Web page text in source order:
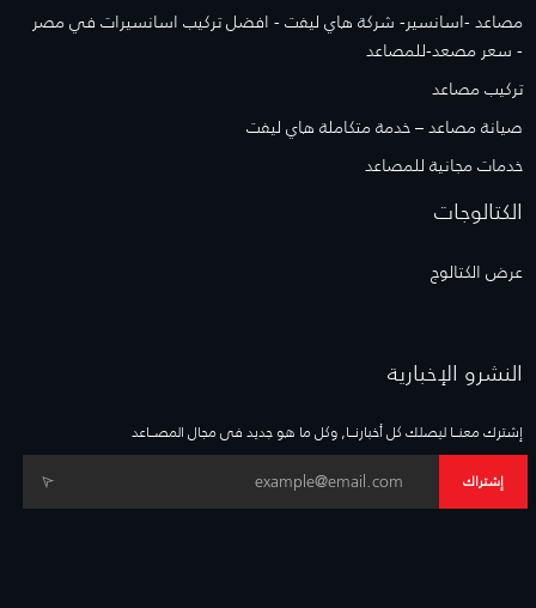
مصاعد -اسانسير- شركة هاي ليفت - افضل تركيب اسانسيرات في مصر
- سعر مصعد-للمصاعد
تركيب مصاعد
صيانة مصاعد – خدمة متكاملة هاي ليفت
خدمات مجانية للمصاعد
الكتالوجات
عرض الكتالوج
النشرو الإخبارية
إشترك معنــا ليصلك كل أخبارنــا, وكل ما هو جديد فى مجال المصــاعد